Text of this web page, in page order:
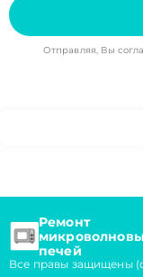
Отправляя, Вы
Ремонт
печей
Все правы защищены